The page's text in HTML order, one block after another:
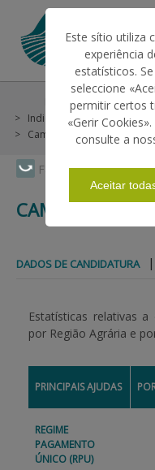
Faça Swipe para ver
O IFAP
AJUDAS/APOIOS
INFORMAÇÕES
PAGAMENTOS
APOIO AO BENEFICIÁRIO
Entrar / Registar
Estatísticas
Indicadores de Campanha
Campanha 2012
CAMPANHA
DADOS DE CANDIDATURA |
Estatísticas relativas
por Região Agrária e
PRINCIPAIS AJUDAS
REGIME
PAGAMENTO
ÚNICO (RPU)
Este sítio utiliza
experiência
estatísticos.
seleccione
permitir certos
«Gerir
consulte a
Aceitar